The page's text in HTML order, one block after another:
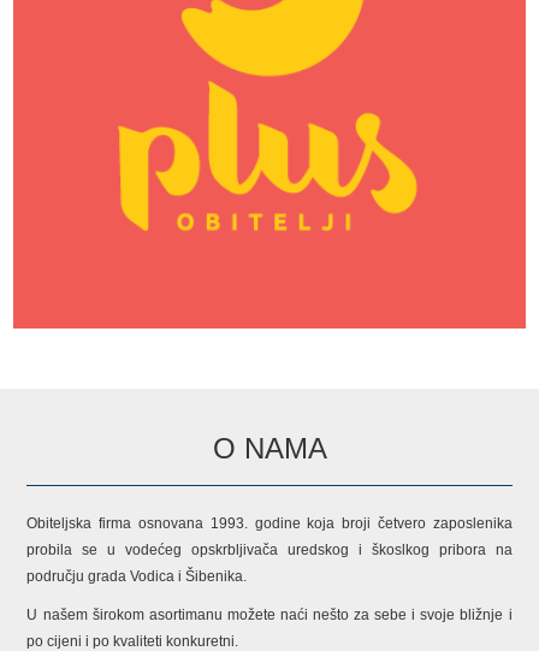
O NAMA
Obiteljska firma osnovana 1993. godine koja broji četvero zaposlenika
probila se u vodećeg opskrbljivača uredskog i škoslkog pribora na
području grada Vodica i Šibenika.
U našem širokom asortimanu možete naći nešto za sebe i svoje bližnje i
po cijeni i po kvaliteti konkuretni.